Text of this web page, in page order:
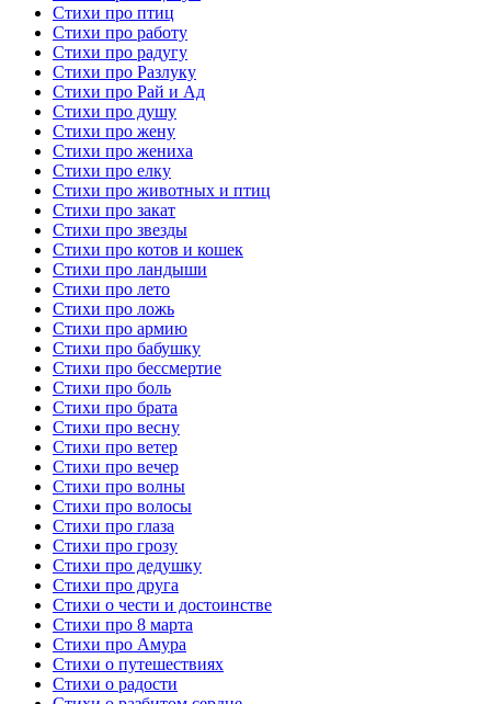
Стихи про птиц
Стихи про работу
Стихи про радугу
Стихи про Разлуку
Стихи про Рай и Ад
Стихи про душу
Стихи про жену
Стихи про жениха
Стихи про елку
Стихи про животных и птиц
Стихи про закат
Стихи про звезды
Стихи про котов и кошек
Стихи про ландыши
Стихи про лето
Стихи про ложь
Стихи про армию
Стихи про бабушку
Стихи про бессмертие
Стихи про боль
Стихи про брата
Стихи про весну
Стихи про ветер
Стихи про вечер
Стихи про волны
Стихи про волосы
Стихи про глаза
Стихи про грозу
Стихи про дедушку
Стихи про друга
Стихи о чести и достоинстве
Стихи про 8 марта
Стихи про Амура
Стихи о путешествиях
Стихи о радости